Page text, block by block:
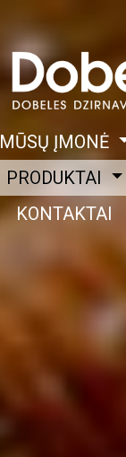
MŪSŲ ĮMONĖ
PRODUKTAI
KONTAKTAI